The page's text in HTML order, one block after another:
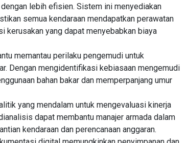
lebih efisien. Sistem ini menyediakan
semua kendaraan mendapatkan perawatan
kerusakan yang dapat menyebabkan biaya
memantau perilaku pengemudi untuk
Dengan mengidentifikasi kebiasaan mengemudi
bahan bakar dan memperpanjang umur
yang mendalam untuk mengevaluasi kinerja
dapat membantu manajer armada dalam
kendaraan dan perencanaan anggaran.